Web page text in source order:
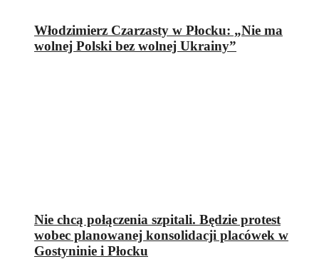
Włodzimierz Czarzasty w Płocku: „Nie ma
wolnej Polski bez wolnej Ukrainy”
Nie chcą połączenia szpitali. Będzie protest
wobec planowanej konsolidacji placówek w
Gostyninie i Płocku